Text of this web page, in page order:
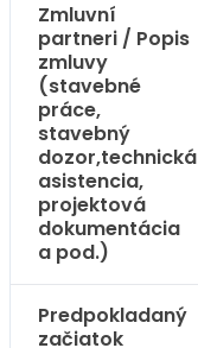
Zmluvní
partneri / Popis
zmluvy
(stavebné
práce,
stavebný
dozor,technická
asistencia,
projektová
dokumentácia
a pod.)
Predpokladaný
začiatok